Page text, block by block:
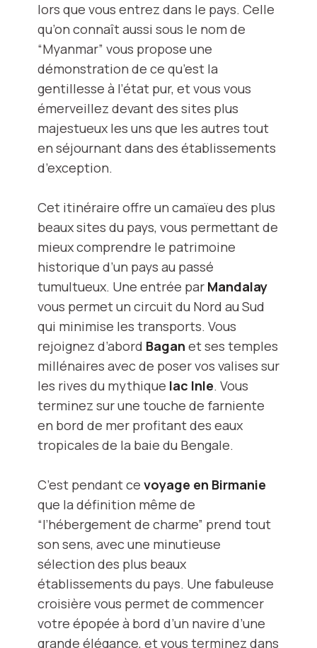
lors que vous entrez dans le pays. Celle
qu’on connaît aussi sous le nom de
“Myanmar” vous propose une
démonstration de ce qu’est la
gentillesse à l’état pur, et vous vous
émerveillez devant des sites plus
majestueux les uns que les autres tout
en séjournant dans des établissements
d’exception.
Cet itinéraire offre un camaïeu des plus
beaux sites du pays, vous permettant de
mieux comprendre le patrimoine
historique d’un pays au passé
tumultueux. Une entrée par Mandalay
vous permet un circuit du Nord au Sud
qui minimise les transports. Vous
rejoignez d’abord Bagan et ses temples
millénaires avec de poser vos valises sur
les rives du mythique lac Inle. Vous
terminez sur une touche de farniente
en bord de mer profitant des eaux
tropicales de la baie du Bengale.
C’est pendant ce voyage en Birmanie
que la définition même de
“l’hébergement de charme” prend tout
son sens, avec une minutieuse
sélection des plus beaux
établissements du pays. Une fabuleuse
croisière vous permet de commencer
votre épopée à bord d’un navire d’une
grande élégance, et vous terminez dans